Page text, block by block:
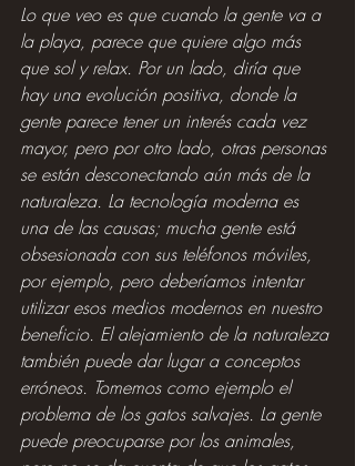
Lo que veo es que cuando la gente va a
la playa, parece que quiere algo más
que sol y relax. Por un lado, diría que
hay una evolución positiva, donde la
gente parece tener un interés cada vez
mayor, pero por otro lado, otras personas
se están desconectando aún más de la
naturaleza. La tecnología moderna es
una de las causas; mucha gente está
obsesionada con sus teléfonos móviles,
por ejemplo, pero deberíamos intentar
utilizar esos medios modernos en nuestro
beneficio. El alejamiento de la naturaleza
también puede dar lugar a conceptos
erróneos. Tomemos como ejemplo el
problema de los gatos salvajes. La gente
puede preocuparse por los animales,